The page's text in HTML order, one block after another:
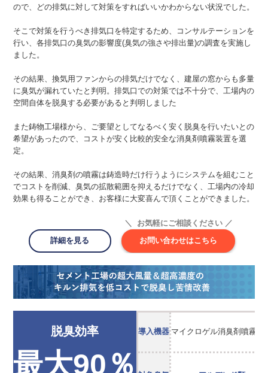
ので、どの排気に対して対策をすればいいかわからない状況でした。
そこで対策を行うべき排気口を特定するため、コンサルテーションを
行い、各排気口の臭気の影響度(臭気の強さや排出量)の調査を実施し
ました。
その結果、換気用ファンからの排気だけでなく、建屋の窓からも多量
に臭気が漏れていたと判明。排気口での対策では不十分で、工場内の
空間自体を脱臭する必要があると判明しました
また鋳物工場様から、ご要望としてなるべく安く脱臭を行いたいとの
希望があったので、コストが安く比較的安全な消臭剤噴霧装置を選
定。
その結果、消臭剤の噴霧は鋳造時だけ行うようにシステムを組むこと
でコストを削減、臭気の拡散範囲を抑えるだけでなく、工場内の冷却
効果も得ることができ、お客様に大変喜んで頂くことができました。
＼ お気軽にご相談ください ／
詳細を見る
お問い合わせはこちら
脱臭効率
最大90％
導入機器 マイクロゲル消臭剤噴霧装